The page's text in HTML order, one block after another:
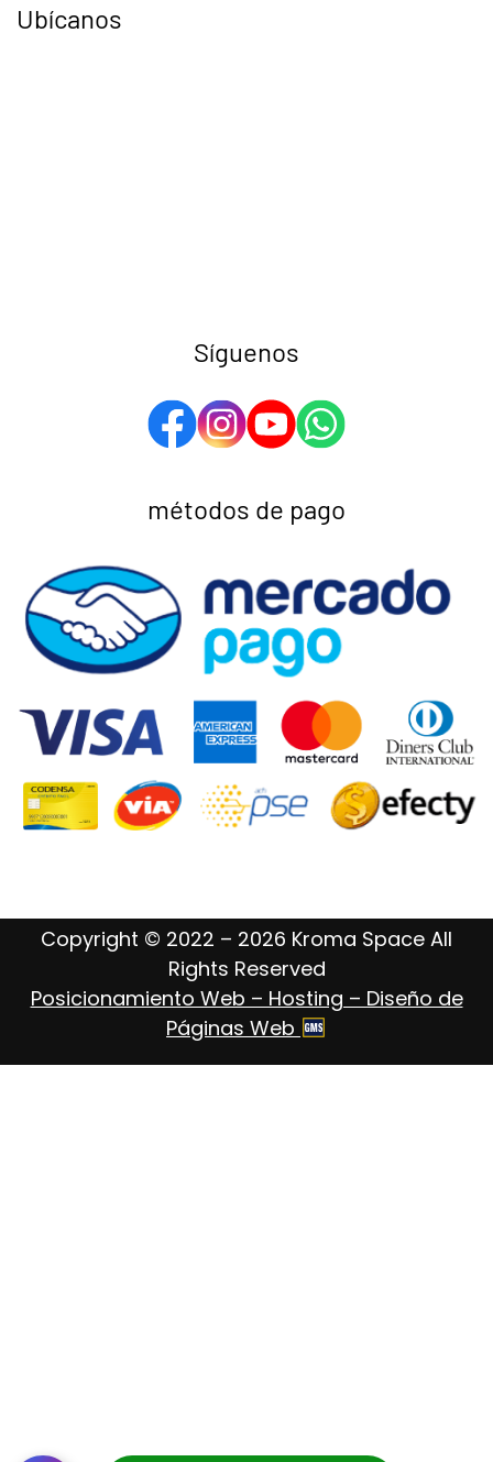
Ubícanos
Síguenos
métodos de pago
Copyright © 2022 – 2026 Kroma Space All
Rights Reserved
Posicionamiento Web – Hosting – Diseño de
Páginas Web